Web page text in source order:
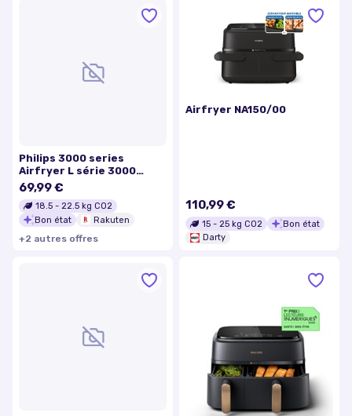
Philips 3000 series
Airfryer L série 3000
HD9200/10
69,99 €
18.5 - 22.5 kg CO2
Bon état
Rakuten
+2 autres offres
Airfryer NA150/00
110,99 €
15 - 25 kg CO2
Bon état
Darty